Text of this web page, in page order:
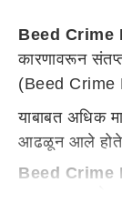
Beed Crime
कारणावरून
(Beed Crime
याबाबत अधिक
आढळून आले होते.
Beed Crime
मात्र, या